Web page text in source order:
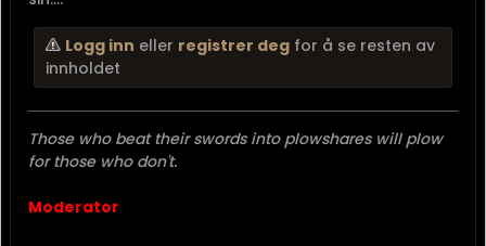
Rittmester
Sponsor